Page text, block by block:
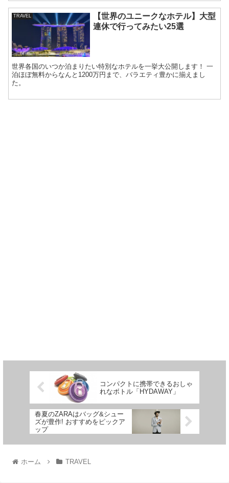
TRAVEL
【世界のユニークなホテル】大型
連休で行ってみたい25選
世界各国のいつか泊まりたい特別なホテルを一挙大公開します！ 一
泊ほぼ無料からなんと1200万円まで、バラエティ豊かに揃えまし
た。
コンパクトに携帯できるおしゃ
れなボトル「HYDAWAY」
春夏のZARAはバッグ&シュー
ズが豊作! おすすめをピックア
ップ
ホーム TRAVEL